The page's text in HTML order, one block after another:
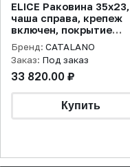
ELICE Раковина 35x23,
чаша справа, крепеж
включен, покрытие
cataglaze+, черная
матовая
Бренд: CATALANO
Заказ: Под заказ
33 820.00 ₽